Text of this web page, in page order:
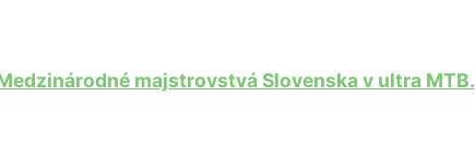
majstrovstvá Slovenska v ultra MTB.